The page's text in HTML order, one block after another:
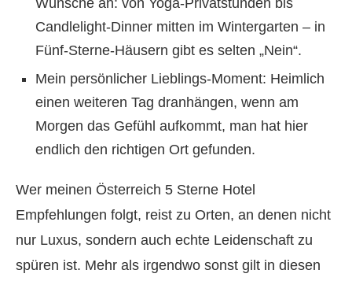
Wünsche an: von Yoga-Privatstunden bis
Candlelight-Dinner mitten im Wintergarten – in
Fünf-Sterne-Häusern gibt es selten „Nein“.
Mein persönlicher Lieblings-Moment: Heimlich
einen weiteren Tag dranhängen, wenn am
Morgen das Gefühl aufkommt, man hat hier
endlich den richtigen Ort gefunden.
Wer meinen Österreich 5 Sterne Hotel
Empfehlungen folgt, reist zu Orten, an denen nicht
nur Luxus, sondern auch echte Leidenschaft zu
spüren ist. Mehr als irgendwo sonst gilt in diesen